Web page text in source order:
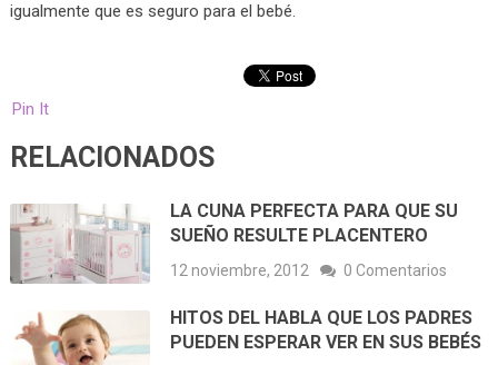
igualmente que es seguro para el bebé.
Pin It
RELACIONADOS
LA CUNA PERFECTA PARA QUE SU
SUEÑO RESULTE PLACENTERO
12 noviembre, 2012 0 Comentarios
HITOS DEL HABLA QUE LOS PADRES
PUEDEN ESPERAR VER EN SUS BEBÉS